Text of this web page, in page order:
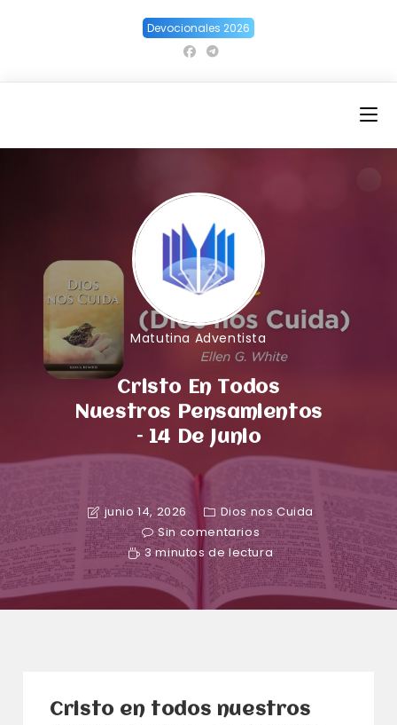
Devocionales 2026
Matutina Adventista
Cristo En Todos
Nuestros Pensamientos
– 14 De Junio
junio 14, 2026
Dios nos Cuida
Sin comentarios
3 minutos de lectura
Cristo en todos nuestros